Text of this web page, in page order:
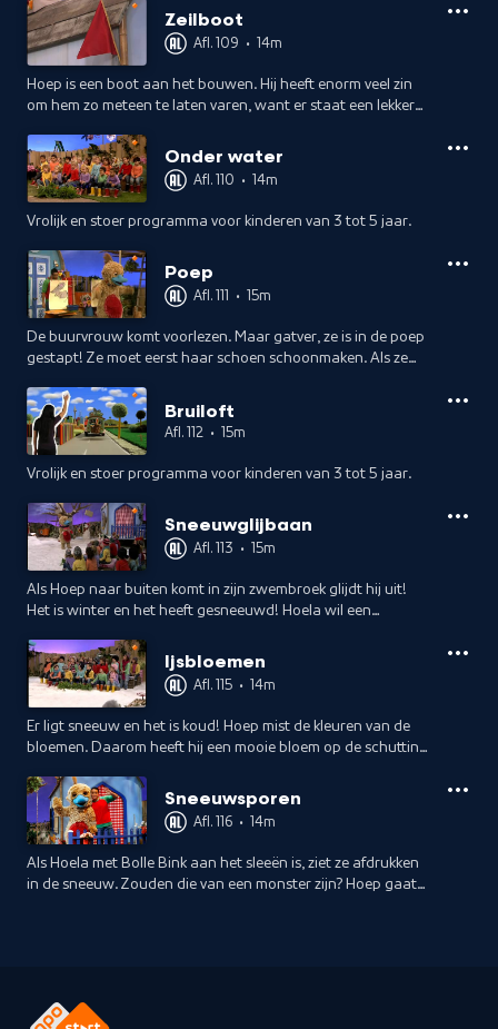
niet bang hoeft te zijn.Zeilboot
Afl. 109 • 14m
Hoep is een boot aan het bouwen. Hij heeft enorm veel zin
om hem zo meteen te laten varen, want er staat een lekker
die niet vooruit.
Onder water
Afl. 110 • 14m
Vrolijk en stoer programma voor kinderen van 3 tot 5 jaar.
Poep
Afl. 111 • 15m
De buurvrouw komt voorlezen. Maar gatver, ze is in de poep
gestapt! Ze moet eerst haar schoen schoonmaken. Als ze
poept iedereen eigenlijk?
Bruiloft
Afl. 112 • 15m
Vrolijk en stoer programma voor kinderen van 3 tot 5 jaar.
Sneeuwglijbaan
Afl. 113 • 15m
Als Hoep naar buiten komt in zijn zwembroek glijdt hij uit!
Het is winter en het heeft gesneeuwd! Hoela wil een
genoeg gegleden.
Ijsbloemen
Afl. 115 • 14m
Er ligt sneeuw en het is koud! Hoep mist de kleuren van de
bloemen. Daarom heeft hij een mooie bloem op de schutting
Sneeuwsporen
Afl. 116 • 14m
Als Hoela met Bolle Bink aan het sleeën is, ziet ze afdrukken
in de sneeuw. Zouden die van een monster zijn? Hoep gaat